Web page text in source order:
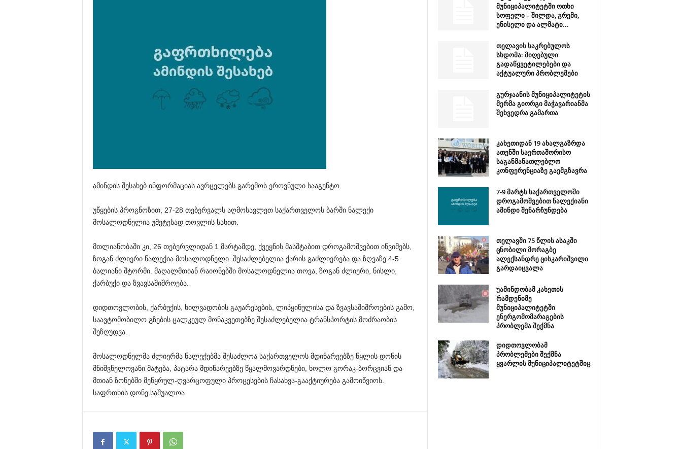
ამინდის შესახებ ინფორმაციას ავრცელებს გარემოს ეროვნული სააგენტო
უწყების პროგნოზით, 27-28 თებერვალს აღმოსავლეთ საქართველოს ბარში ნალექი
მოსალოდნელია უმეტესად თოვლის სახით.
მთლიანობაში კი, 26 თებერვლიდან 1 მარტამდე, ქვეყნის მასშტაბით დროგამოშვებით იწვიმებს,
ზოგან ძლიერი ნალექია მოსალოდნელი. შესაძლებელია ქარის გაძლიერება და ზღვაზე 4-5
ბალიანი შტორმი. მაღალმთიან რაიონებში მოსალოდნელია თოვა, ზოგან ძლიერი, ნისლი,
ქარბუქი და ზვავსაშიშროება.
დიდთოვლობის, ქარბუქის, ხილვადობის გაუარესების, ლიპყინულისა და ზვავსაშიშროების გამო,
საავტომობილო გზების ცალკეულ მონაკვეთებზე შესაძლებელია ტრანსპორტის მოძრაობის
შეზღუდვა.
მოსალოდნელმა ძლიერმა ნალექებმა შესაძლოა საქართველოს მდინარეებზე წყლის დონის
მნიშვნელოვანი მატება, პატარა მდინარეებზე წყალმოვარდნები, ხოლო გორაკ-ბორცვიან და
მთიან ზონებში მეწყრულ-ღვარცოფული პროცესების ჩასახვა-გააქტიურება გამოიწვიოს.
საფრთხის დონე საშუალოა.
მუნიციპალიტეტში ოთხი
სოფელი – შილდა, გრემი,
ენისელი და ალმატი...
თელავის საკრებულოს
სხდომა: მიღებული
გადაწყვეტილებები და
აქტუალური პრობლემები
გურჯაანის მუნიციპალიტეტის
მერმა გიორგი მაჭავარიანმა
შეხვედრა გამართა
კახეთიდან 19 ახალგაზრდა
ათენში საერთაშორისო
საგანმანათლებლო
კონფერენციაზე გაემგზავრა
7-9 მარტს საქართველოში
დროგამოშვებით ნალექიანი
ამინდი შენარჩუნდება
თელავში 75 წლის ასაკში
ცნობილი მორაგბე
ალექსანდრე ცისკარიშვილი
გარდაიცვალა
უამინდობამ კახეთის
რამდენიმე
მუნიციპალიტეტში
ენერგომომარაგების
პრობლემა შექმნა
დიდთოვლობამ
პრობლემები შექმნა
ყვარლის მუნიციპალიტეტშიც